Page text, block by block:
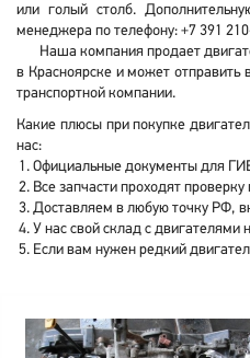
или голый столб.
менеджера по телефону: +7 391
Наша компания продает
в Красноярске и может отправить
транспортной компании.
Какие плюсы при покупке
нас:
Официальные документы для
Все запчасти проходят
Доставляем в любую точку РФ,
У нас свой склад с двигателями
Если вам нужен редкий